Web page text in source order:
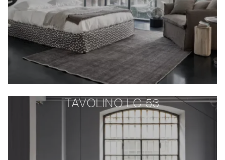
TAVOLINO LC 53